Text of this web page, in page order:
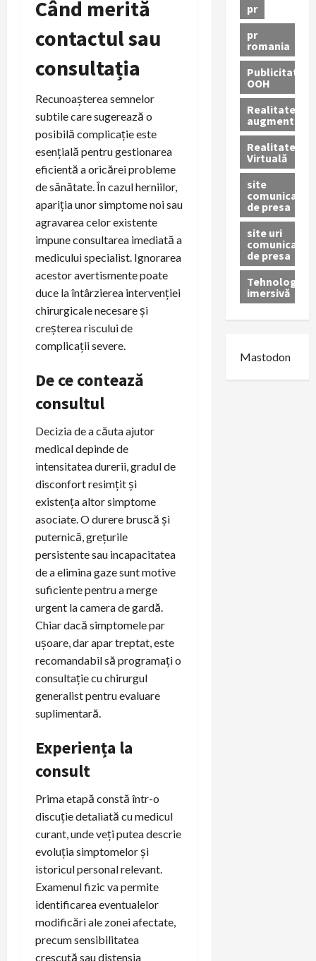
Când merită
contactul sau
consultația
Recunoașterea semnelor
subtile care sugerează o
posibilă complicație este
esențială pentru gestionarea
eficientă a oricărei probleme
de sănătate. În cazul herniilor,
apariția unor simptome noi sau
agravarea celor existente
impune consultarea imediată a
medicului specialist. Ignorarea
acestor avertismente poate
duce la întârzierea intervenției
chirurgicale necesare și
creșterea riscului de
complicații severe.
De ce contează
consultul
Decizia de a căuta ajutor
medical depinde de
intensitatea durerii, gradul de
disconfort resimțit și
existența altor simptome
asociate. O durere bruscă și
puternică, grețurile
persistente sau incapacitatea
de a elimina gaze sunt motive
suficiente pentru a merge
urgent la camera de gardă.
Chiar dacă simptomele par
ușoare, dar apar treptat, este
recomandabil să programați o
consultație cu chirurgul
generalist pentru evaluare
suplimentară.
Experiența la
consult
Prima etapă constă într-o
discuție detaliată cu medicul
curant, unde veți putea descrie
evoluția simptomelor și
istoricul personal relevant.
Examenul fizic va permite
identificarea eventualelor
modificări ale zonei afectate,
precum sensibilitatea
crescută sau distensia
pr
pr
romania
Publicitate
OOH
Realitatea
augmentată
Realitatea
Virtuală
site
comunicate
de presa
site uri
comunicate
de presa
Tehnologie
imersivă
Mastodon